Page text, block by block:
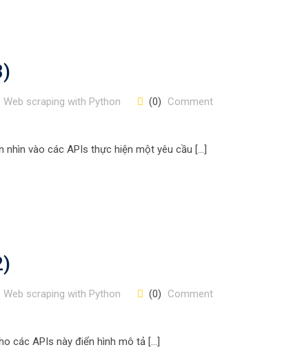
Web scraping with Python (0) Comment
nhìn vào các APIs thực hiện một yêu cầu […]
Web scraping with Python (0) Comment
các APIs này điển hình mô tả […]